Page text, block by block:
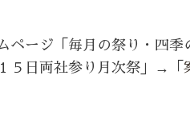
ージ「毎月の祭り・四季
５日両社参り月次祭」→「